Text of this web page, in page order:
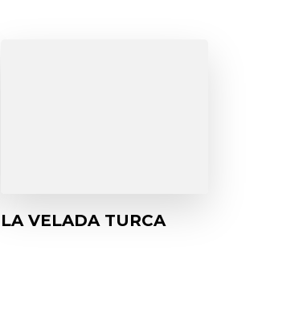
LA VELADA TURCA